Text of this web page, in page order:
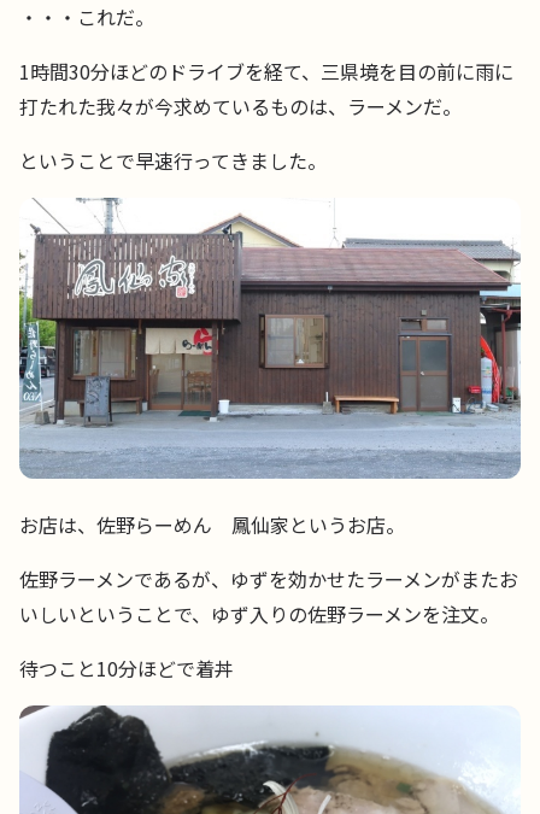
・・・これだ。
1時間30分ほどのドライブを経て、三県境を目の前に雨に
打たれた我々が今求めているものは、ラーメンだ。
ということで早速行ってきました。
お店は、佐野らーめん 鳳仙家というお店。
佐野ラーメンであるが、ゆずを効かせたラーメンがまたお
いしいということで、ゆず入りの佐野ラーメンを注文。
待つこと10分ほどで着丼